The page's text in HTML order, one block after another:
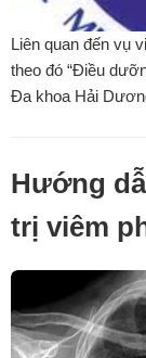
Liên quan đến vụ
theo đó “Điều
Đa khoa Hải
trong bệnh viện và
Hướng
trị viêm
đồng ở